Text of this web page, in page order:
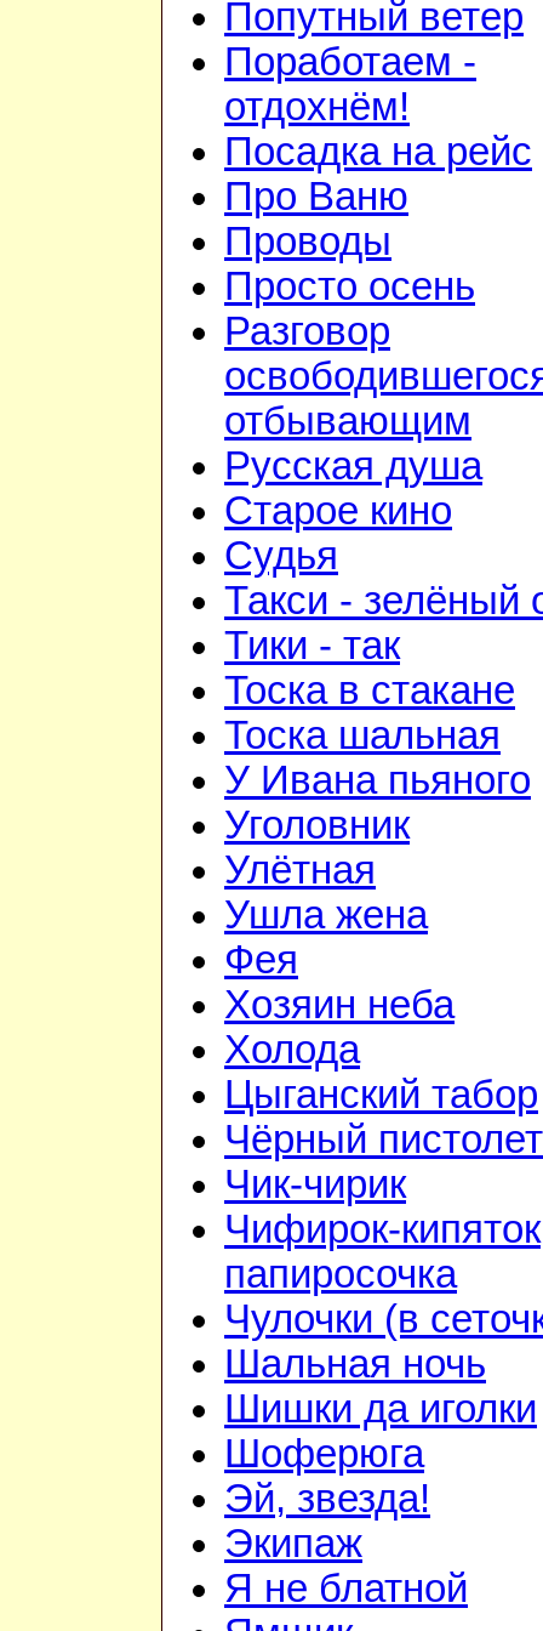
Попутный ветер
Поработаем -
отдохнём!
Посадка на рейс
Про Ваню
Проводы
Просто осень
Разговор
отбывающим
Русская душа
Старое кино
Судья
Такси - зелёный
Тики - так
Тоска в стакане
Тоска шальная
У Ивана пьяного
Уголовник
Улётная
Ушла жена
Фея
Хозяин неба
Холода
Цыганский табор
Чёрный пистолет
Чик-чирик
Чифирок-
папиросочка
Чулочки (в
Шальная ночь
Шишки да иголки
Шоферюга
Эй, звезда!
Экипаж
Я не блатной